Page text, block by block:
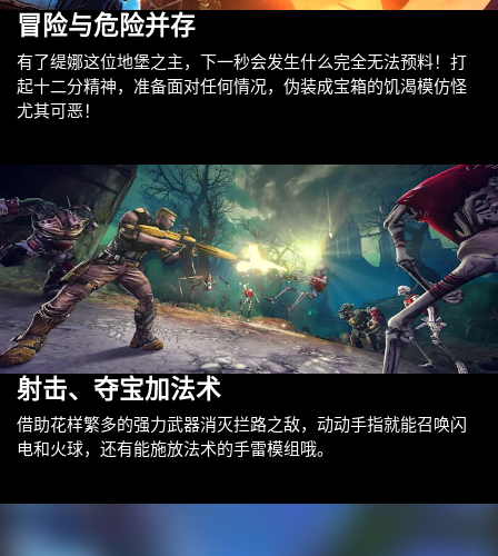
冒险与危险并存
有了缇娜这位地堡之主，下一秒会发生什么完全无法预料！打
起十二分精神，准备面对任何情况，伪装成宝箱的饥渴模仿怪
尤其可恶！
射击、夺宝加法术
借助花样繁多的强力武器消灭拦路之敌，动动手指就能召唤闪
电和火球，还有能施放法术的手雷模组哦。